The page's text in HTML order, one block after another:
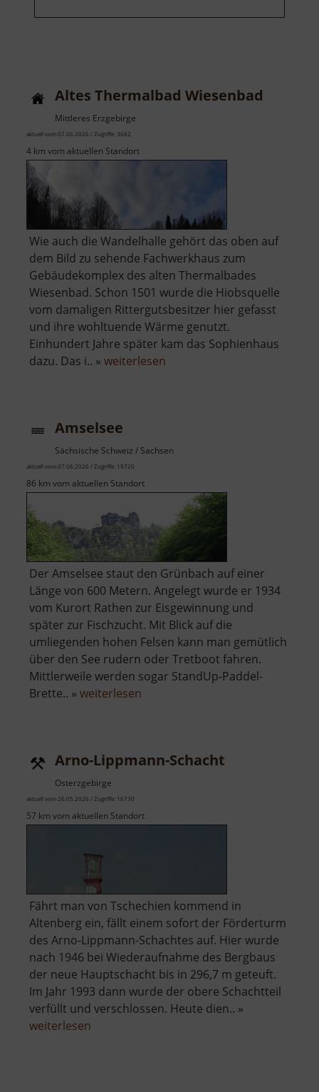
Altes Thermalbad Wiesenbad
Mittleres Erzgebirge
aktuell vom 07.06.2026 / Zugriffe: 3682
4 km vom aktuellen Standort
Wie auch die Wandelhalle gehört das oben auf
dem Bild zu sehende Fachwerkhaus zum
Gebäudekomplex des alten Thermalbades
Wiesenbad. Schon 1501 wurde die Hiobsquelle
vom damaligen Rittergutsbesitzer hier gefasst
und ihre wohltuende Wärme genutzt.
Einhundert Jahre später kam das Sophienhaus
dazu. Das i.. » weiterlesen
Amselsee
Sächsische Schweiz / Sachsen
aktuell vom 07.06.2026 / Zugriffe: 19720
86 km vom aktuellen Standort
Der Amselsee staut den Grünbach auf einer
Länge von 600 Metern. Angelegt wurde er 1934
vom Kurort Rathen zur Eisgewinnung und
später zur Fischzucht. Mit Blick auf die
umliegenden hohen Felsen kann man gemütlich
über den See rudern oder Tretboot fahren.
Mittlerweile werden sogar StandUp-Paddel-
Brette.. » weiterlesen
Arno-Lippmann-Schacht
Osterzgebirge
aktuell vom 26.05.2026 / Zugriffe: 16730
57 km vom aktuellen Standort
Fährt man von Tschechien kommend in
Altenberg ein, fällt einem sofort der Förderturm
des Arno-Lippmann-Schachtes auf. Hier wurde
nach 1946 bei Wiederaufnahme des Bergbaus
der neue Hauptschacht bis in 296,7 m geteuft.
Im Jahr 1993 dann wurde der obere Schachtteil
verfüllt und verschlossen. Heute dien.. »
weiterlesen